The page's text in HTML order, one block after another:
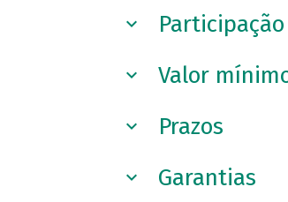
Valor
Prazos
Garantias